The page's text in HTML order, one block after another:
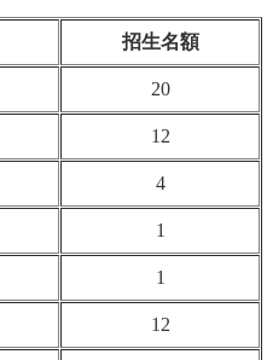
招生名額
20
12
4
1
1
12